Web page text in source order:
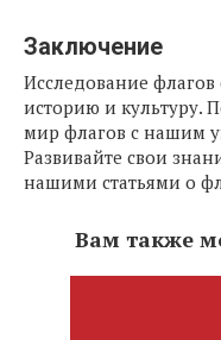
Заключение
Исследование флагов
историю и культуру.
мир флагов с нашим
Развивайте свои
нашими статьями о
Вам также